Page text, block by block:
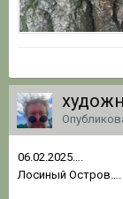
06.02.2025….
Лосиный Остров….